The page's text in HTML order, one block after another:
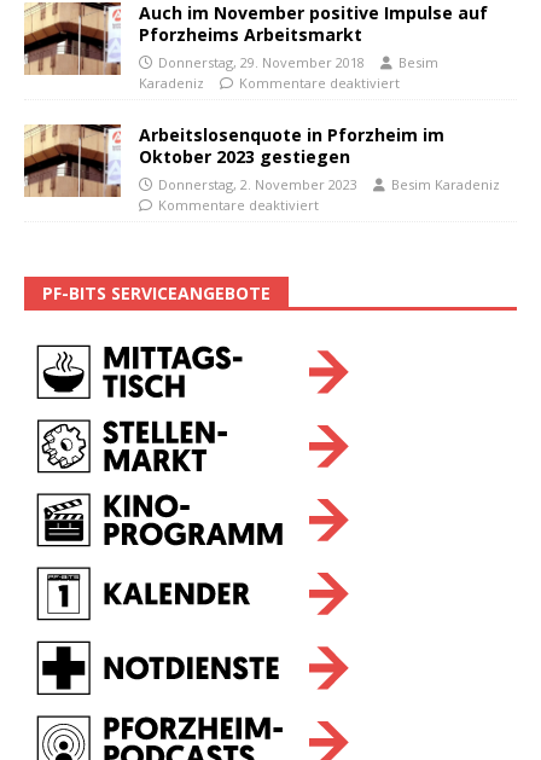
Auch im November positive Impulse auf
Pforzheims Arbeitsmarkt
Donnerstag, 29. November 2018
Besim
Karadeniz
Kommentare deaktiviert
Arbeitslosenquote in Pforzheim im
Oktober 2023 gestiegen
Donnerstag, 2. November 2023
Besim Karadeniz
Kommentare deaktiviert
PF-BITS SERVICEANGEBOTE